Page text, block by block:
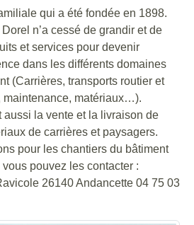
qui a été fondée en 1898.
n’a cessé de grandir et de
et services pour devenir
dans les différents domaines
(Carrières, transports routier et
maintenance, matériaux…).
aussi la vente et la livraison de
de carrières et paysagers.
pour les chantiers du bâtiment
pouvez les contacter :
26140 Andancette 04 75 03